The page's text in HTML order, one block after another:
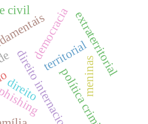
direito
direito internacional
territorialextraterritorial
política criminal
civil democracia
meninas